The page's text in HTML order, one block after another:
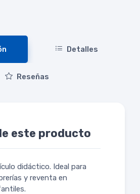
Detalles
Reseñas
este producto
didáctico. Ideal para
y reventa en